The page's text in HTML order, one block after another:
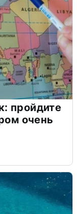
пройдите
очень